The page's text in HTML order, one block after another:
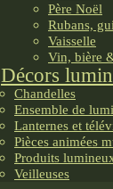
Père Noël
Rubans,
Vaisselle
Vin, bière
Décors
Chandelles
Ensemble de
Lanternes et
Pièces animées
Produits
Veilleuses